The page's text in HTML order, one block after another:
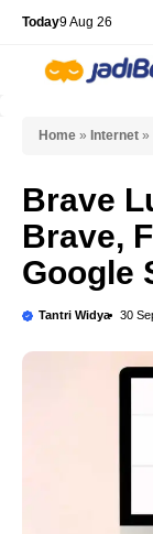
Skip
content
Today9 Aug 26
Home » Internet »
Brave
Brave,
Google
Tantri Widya 30